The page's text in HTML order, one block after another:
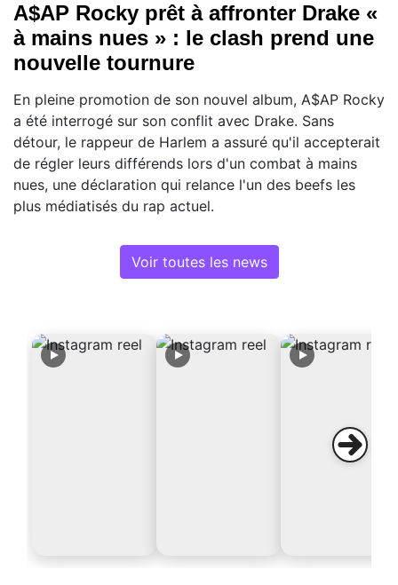
A$AP Rocky prêt à affronter Drake «
à mains nues » : le clash prend une
nouvelle tournure
En pleine promotion de son nouvel album, A$AP Rocky
a été interrogé sur son conflit avec Drake. Sans
détour, le rappeur de Harlem a assuré qu'il accepterait
de régler leurs différends lors d'un combat à mains
nues, une déclaration qui relance l'un des beefs les
plus médiatisés du rap actuel.
Voir toutes les news